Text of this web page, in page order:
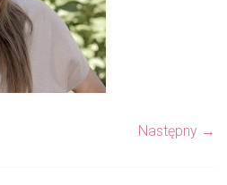
Następny →